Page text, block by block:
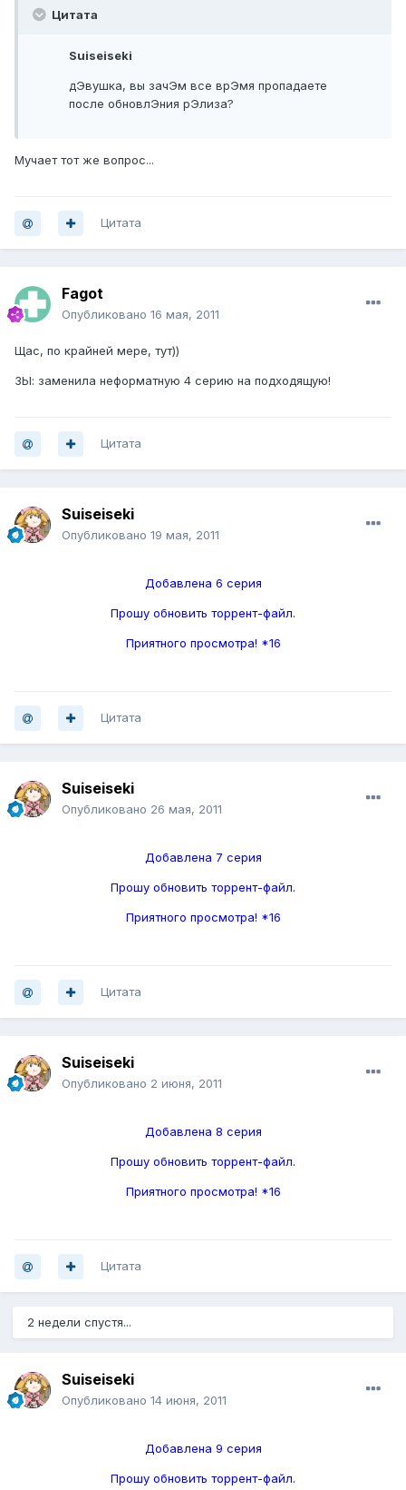
Цитата
Suiseiseki
дЭвушка, вы зачЭм все врЭмя пропадаете
после обновлЭния рЭлиза?
Мучает тот же вопрос...
Цитата
Fagot
Опубликовано 16 мая, 2011
Щас, по крайней мере, тут))
ЗЫ: заменила неформатную 4 серию на подходящую!
Цитата
Suiseiseki
Опубликовано 19 мая, 2011
Добавлена 6 серия
Прошу обновить торрент-файл.
Приятного просмотра! *16
Цитата
Suiseiseki
Опубликовано 26 мая, 2011
Добавлена 7 серия
Прошу обновить торрент-файл.
Приятного просмотра! *16
Цитата
Suiseiseki
Опубликовано 2 июня, 2011
Добавлена 8 серия
Прошу обновить торрент-файл.
Приятного просмотра! *16
Цитата
2 недели спустя...
Suiseiseki
Опубликовано 14 июня, 2011
Добавлена 9 серия
Прошу обновить торрент-файл.